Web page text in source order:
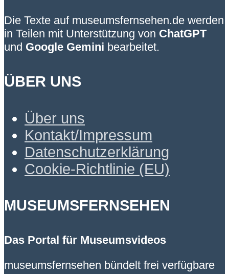
Die Texte auf museumsfernsehen.de werden
in Teilen mit Unterstützung von ChatGPT
und Google Gemini bearbeitet.
ÜBER UNS
Über uns
Kontakt/Impressum
Datenschutzerklärung
Cookie-Richtlinie (EU)
MUSEUMSFERNSEHEN
Das Portal für Museumsvideos
museumsfernsehen bündelt frei verfügbare